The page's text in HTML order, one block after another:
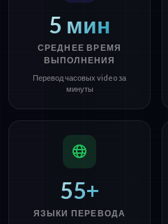
5 мин
СРЕДНЕЕ ВРЕМЯ
ВЫПОЛНЕНИЯ
Перевод часовых video за
минуты
55+
ЯЗЫКИ ПЕРЕВОДА